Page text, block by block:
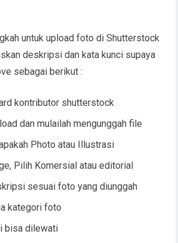
untuk upload foto di Shutterstock
deskripsi dan kata kunci supaya
sebagai berikut :
kontributor shutterstock
dan mulailah mengunggah file
Photo atau Illustrasi
Pilih Komersial atau editorial
sesuai foto yang diunggah
kategori foto
bisa dilewati